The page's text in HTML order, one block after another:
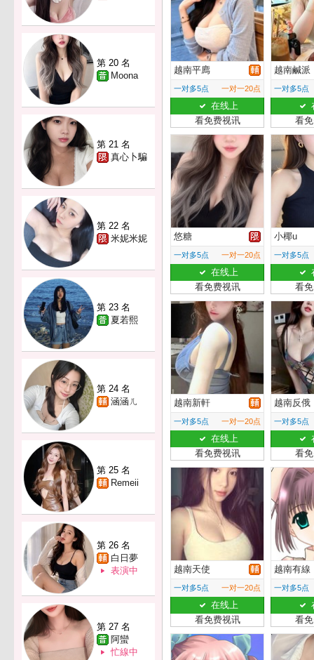
第 20 名
Moona
第 21 名
真心卜騙
第 22 名
米妮米妮
第 23 名
夏若熙
第 24 名
涵涵ㄦ
第 25 名
Remeii
第 26 名
白日夢
表演中
第 27 名
阿蠻
忙線中
越南平廌
一对多5点 一对一20点
在线上
看免费视讯
越南鹹派
一对多5点
看
悠糖
一对多5点 一对一20点
在线上
看免费视讯
小椰u
一对多5点
看
越南新軒
一对多5点 一对一20点
在线上
看免费视讯
越南反俄
一对多5点
看
越南天使
一对多5点 一对一20点
在线上
看免费视讯
越南有線
一对多5点
看